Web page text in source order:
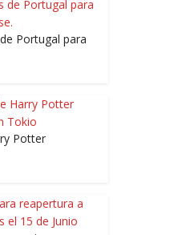
Portugal para
Potter